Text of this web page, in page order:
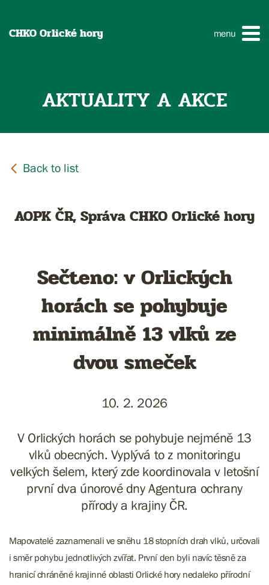
CHKO Orlické hory menu
AKTUALITY A AKCE
AOPK ČR, Správa CHKO Orlické hory
Sečteno: v Orlických
horách se pohybuje
minimálně 13 vlků ze
dvou smeček
10. 2. 2026
V Orlických horách se pohybuje nejméně 13
vlků obecných. Vyplývá to z monitoringu
velkých šelem, který zde koordinovala v letošní
první dva únorové dny Agentura ochrany
přírody a krajiny ČR.
Mapovatelé zaznamenali ve sněhu 18 stopních drah vlků, určovali
i směr pohybu jednotlivých zvířat. První den byli navíc těsně za
hranicí chráněné krajinné oblasti Orlické hory nedaleko přírodní